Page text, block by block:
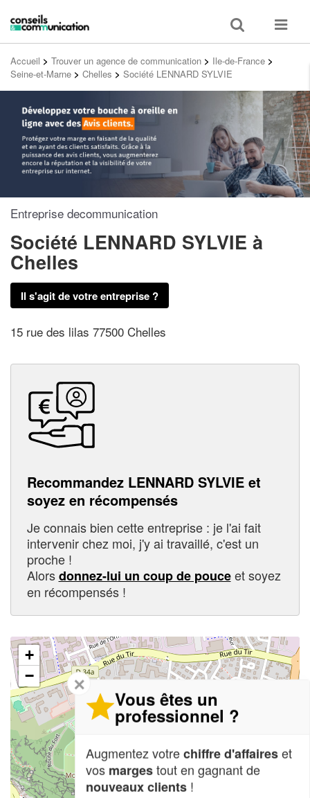
Toggle
search
Toggle
Accueil > Trouver un agence de communication > Ile-de-France >
Seine-et-Marne > Chelles > Société LENNARD SYLVIE
Entreprise decommunication
Société LENNARD SYLVIE à
Chelles
Il s'agit de votre entreprise ?
15 rue des lilas 77500 Chelles
Recommandez LENNARD SYLVIE et
soyez en récompensés
Je connais bien cette entreprise : je l'ai fait
intervenir chez moi, j'y ai travaillé, c'est un
proche !
Alorsdonnez-lui un coup de pouceet soyez
en récompensés !
+
−
✕
Vous êtes un
professionnel ?
Augmentez votrechiffre d'affaireset
vos margestout en gagnant de
nouveaux clients !